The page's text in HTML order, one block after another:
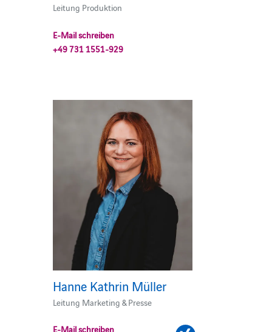
Leitung Produktion
E-Mail schreiben
+49 731 1551-929
Hanne Kathrin Müller
Leitung Marketing & Presse
E-Mail schreiben